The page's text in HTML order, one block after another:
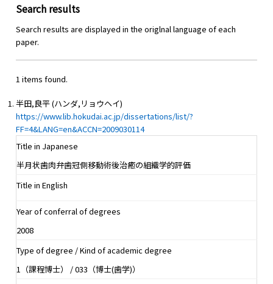
Search results
Search results are displayed in the origlnal language of each
paper.
1 items found.
半田,良平 (ハンダ,リョウヘイ)
https://www.lib.hokudai.ac.jp/dissertations/list/?
FF=4&LANG=en&ACCN=2009030114
Title in Japanese
半月状歯肉弁歯冠側移動術後治癒の組織学的評価
Title in English
Year of conferral of degrees
2008
Type of degree / Kind of academic degree
1（課程博士） / 033（博士(歯学)）